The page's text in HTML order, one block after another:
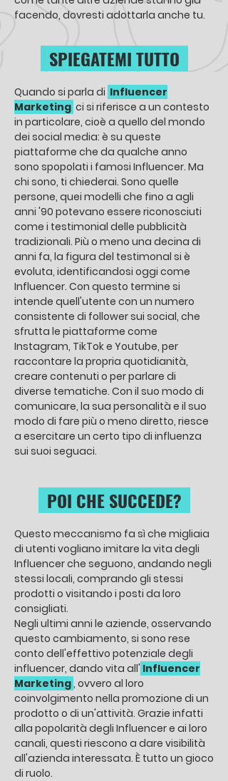
facendo, dovresti adottarla anche tu.​
SPIEGATEMI TUTTO
Quando si parla di Influencer
Marketing ci si riferisce a un contesto
in particolare, cioè a quello del mondo
dei social media: è su queste
piattaforme che da qualche anno
sono spopolati i famosi Influencer. Ma
chi sono, ti chiederai. Sono quelle
persone, quei modelli che fino a agli
anni '90 potevano essere riconosciuti
come i testimonial delle pubblicità
tradizionali. Più o meno una decina di
anni fa, la figura del testimonal si è
evoluta, identificandosi oggi come
Influencer. Con questo termine si
intende quell'utente con un numero
consistente di follower sui social, che
sfrutta le piattaforme come
Instagram, TikTok e Youtube, per
raccontare la propria quotidianità,
creare contenuti o per parlare di
diverse tematiche. Con il suo modo di
comunicare, la sua personalità e il suo
modo di fare più o meno diretto, riesce
a esercitare un certo tipo di influenza
sui suoi seguaci.
POI CHE SUCCEDE?
Questo meccanismo fa sì che migliaia
di utenti vogliano imitare la vita degli
Influencer che seguono, andando negli
stessi locali, comprando gli stessi
prodotti o visitando i posti da loro
consigliati.
Negli ultimi anni le aziende, osservando
questo cambiamento, si sono rese
conto dell'effettivo potenziale degli
influencer, dando vita all' Influencer
Marketing, ovvero al loro
coinvolgimento nella promozione di un
prodotto o di un'attività. Grazie infatti
alla popolarità degli Influencer e ai loro
canali, questi riescono a dare visibilità
all'azienda interessata. È tutto un gioco
di ruolo.